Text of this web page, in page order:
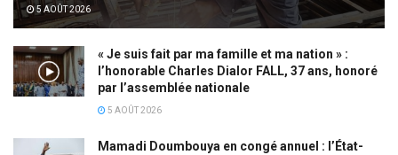
5 AOÛT 2026
« Je suis fait par ma famille et ma nation » :
l’honorable Charles Dialor FALL, 37 ans, honoré
par l’assemblée nationale
5 AOÛT 2026
Mamadi Doumbouya en congé annuel : l’État-